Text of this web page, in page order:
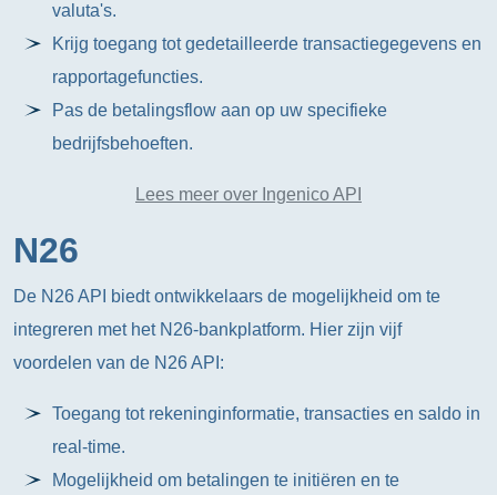
valuta's.
Krijg toegang tot gedetailleerde transactiegegevens en
rapportagefuncties.
Pas de betalingsflow aan op uw specifieke
bedrijfsbehoeften.
Lees meer over Ingenico API
N26
De N26 API biedt ontwikkelaars de mogelijkheid om te
integreren met het N26-bankplatform. Hier zijn vijf
voordelen van de N26 API:
Toegang tot rekeninginformatie, transacties en saldo in
real-time.
Mogelijkheid om betalingen te initiëren en te